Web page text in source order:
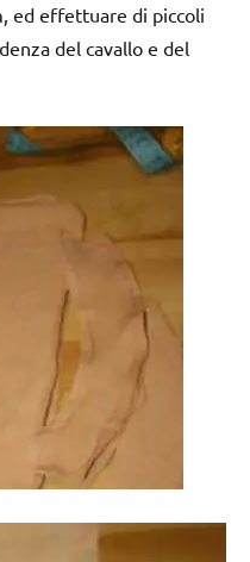
ed effettuare di piccoli
del cavallo e del